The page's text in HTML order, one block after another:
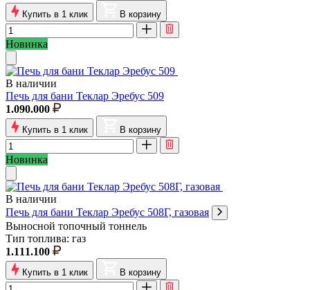
Купить в 1 клик В корзину
Новинка
В наличии
Печь для бани Теклар Эребус 509
1.090.000
Купить в 1 клик В корзину
Новинка
В наличии
Печь для бани Теклар Эребус 508Г, газовая
Выносной топочный тоннель
Тип топлива: газ
1.111.100
Купить в 1 клик В корзину